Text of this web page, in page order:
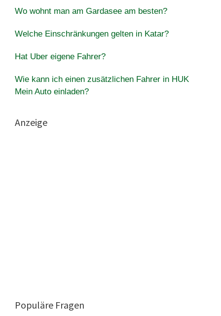
Wo wohnt man am Gardasee am besten?
Welche Einschränkungen gelten in Katar?
Hat Uber eigene Fahrer?
Wie kann ich einen zusätzlichen Fahrer in HUK
Mein Auto einladen?
Anzeige
Populäre Fragen